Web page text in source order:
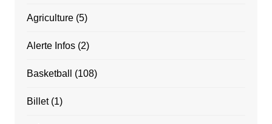
Agriculture(5)
Alerte Infos(2)
Basketball (108)
Billet(1)